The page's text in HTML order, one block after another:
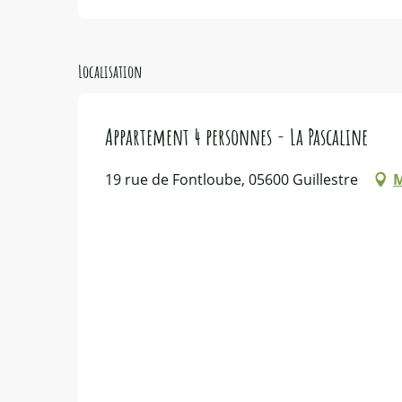
Localisation
Appartement 4 personnes - La Pascaline
19 rue de Fontloube, 05600 Guillestre